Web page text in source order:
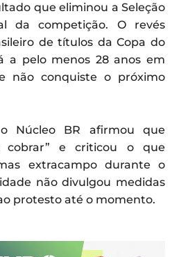
que eliminou a Seleção
da competição. O revés
de títulos da Copa do
a pelo menos 28 anos em
não conquiste o próximo
Núcleo BR afirmou que
cobrar” e criticou o que
extracampo durante o
não divulgou medidas
protesto até o momento.